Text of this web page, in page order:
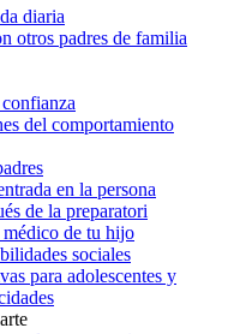
diaria
otros padres de familia
del comportamiento
en la persona
de la preparatori
de tu hijo
sociales
para adolescentes y